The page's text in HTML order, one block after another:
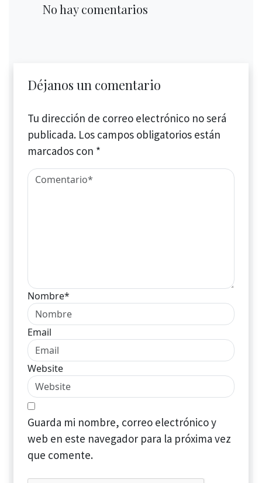
No hay comentarios
Déjanos un comentario
Tu dirección de correo electrónico no será
publicada. Los campos obligatorios están
marcados con *
Nombre*
Email
Website
Guarda mi nombre, correo electrónico y
web en este navegador para la próxima vez
que comente.